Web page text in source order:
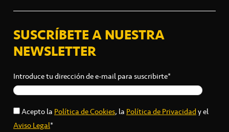
SUSCRÍBETE A NUESTRA
NEWSLETTER
Introduce tu dirección de e-mail para suscribirte*
Acepto laPolítica de Cookies, laPolítica de Privacidady el
Aviso Legal*